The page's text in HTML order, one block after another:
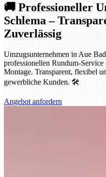
🚚 Professioneller
Schlema –
Zuverlässig
Umzugsunternehmen in Aue
professionellen Rundum-
Montage. Transparent, flexibel
gewerbliche Kunden. 🛠️
Angebot anfordern